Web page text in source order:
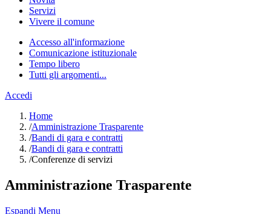
Servizi
Vivere il comune
Accesso all'informazione
Comunicazione istituzionale
Tempo libero
Tutti gli argomenti...
Accedi
Home
/Amministrazione Trasparente
/Bandi di gara e contratti
/Bandi di gara e contratti
/Conferenze di servizi
Amministrazione Trasparente
Espandi Menu